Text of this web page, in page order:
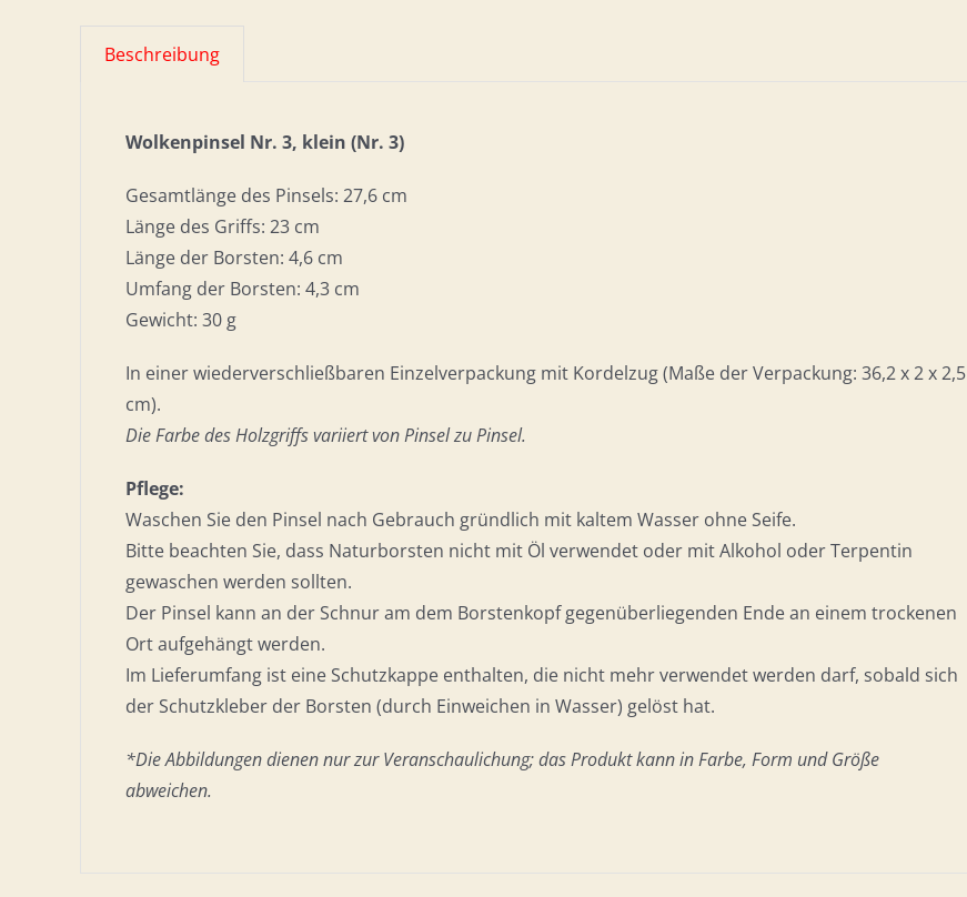
Beschreibung
Wolkenpinsel Nr. 3, klein (Nr. 3)
Gesamtlänge des Pinsels: 27,6 cm
Länge des Griffs: 23 cm
Länge der Borsten: 4,6 cm
Umfang der Borsten: 4,3 cm
Gewicht: 30 g
In einer wiederverschließbaren Einzelverpackung mit Kordelzug (Maße der Verpackung: 36,2 x 2 x 2,5
cm).
Die Farbe des Holzgriffs variiert von Pinsel zu Pinsel.
Pflege:
Waschen Sie den Pinsel nach Gebrauch gründlich mit kaltem Wasser ohne Seife.
Bitte beachten Sie, dass Naturborsten nicht mit Öl verwendet oder mit Alkohol oder Terpentin
gewaschen werden sollten.
Der Pinsel kann an der Schnur am dem Borstenkopf gegenüberliegenden Ende an einem trockenen
Ort aufgehängt werden.
Im Lieferumfang ist eine Schutzkappe enthalten, die nicht mehr verwendet werden darf, sobald sich
der Schutzkleber der Borsten (durch Einweichen in Wasser) gelöst hat.
*Die Abbildungen dienen nur zur Veranschaulichung; das Produkt kann in Farbe, Form und Größe
abweichen.